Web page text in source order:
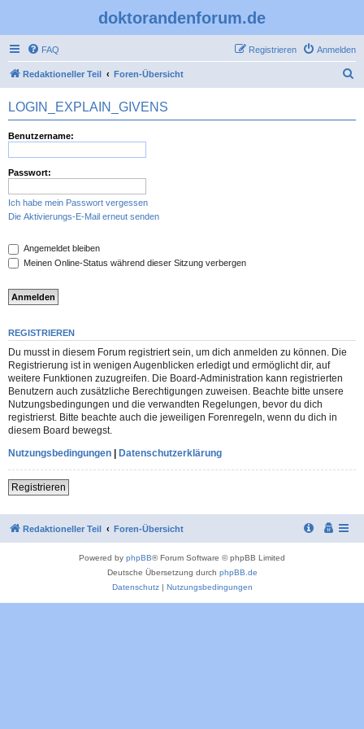
doktorandenforum.de
FAQ Anmelden
Registrieren
Redaktioneller Teil Foren-Übersicht
LOGIN_EXPLAIN_GIVENS
Benutzername:
Passwort:
Ich habe mein Passwort vergessen
Die Aktivierungs-E-Mail erneut senden
Angemeldet bleiben
Meinen Online-Status während dieser Sitzung verbergen
REGISTRIEREN
Du musst in diesem Forum registriert sein, um dich anmelden zu können. Die
Registrierung ist in wenigen Augenblicken erledigt und ermöglicht dir, auf
weitere Funktionen zuzugreifen. Die Board-Administration kann registrierten
Benutzern auch zusätzliche Berechtigungen zuweisen. Beachte bitte unsere
Nutzungsbedingungen und die verwandten Regelungen, bevor du dich
registrierst. Bitte beachte auch die jeweiligen Forenregeln, wenn du dich in
diesem Board bewegst.
Nutzungsbedingungen | Datenschutzerklärung
Registrieren
Redaktioneller Teil Foren-Übersicht
Powered by phpBB® Forum Software © phpBB Limited
Deutsche Übersetzung durch phpBB.de
Datenschutz| Nutzungsbedingungen